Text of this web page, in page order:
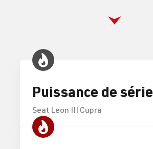
Puissance de série
Seat Leon III Cupra